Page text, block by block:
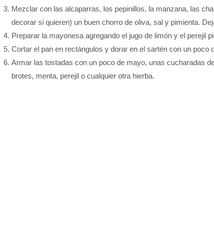
Mezclar con las alcaparras, los pepinillos, la manzana, las
decorar si quieren) un buen chorro de oliva, sal y pimienta.
Preparar la mayonesa agregando el jugo de limón y el perejil
Cortar el pan en rectángulos y dorar en el sartén con un poco
Armar las tostadas con un poco de mayo, unas cucharadas
brotes, menta, perejil o cualquier otra hierba.